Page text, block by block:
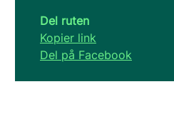
Del ruten
Kopier link
Del på Facebook